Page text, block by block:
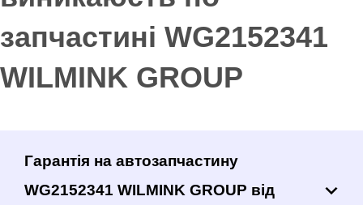
запчастині WG2152341
WILMINK GROUP
Гарантія на автозапчастину
WG2152341 WILMINK GROUP від